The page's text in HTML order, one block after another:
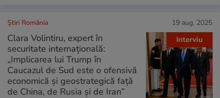
Interviu
Știri România 19 aug. 2025
Clara Volintiru, expert în
securitate internațională:
„Implicarea lui Trump în
Caucazul de Sud este o ofensivă
economică și geostrategică față
de China, de Rusia și de Iran”